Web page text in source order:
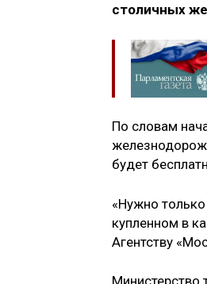
столичных
По словам
будет
«Нужно
купленном в
Агентству